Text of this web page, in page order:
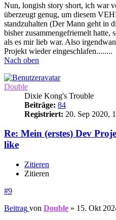
Nun, longish story short, ich war
überzeugt genug, um diesem
standzuhalten (Der Mann geht in
bisher zusammengefriemelt hatte,
als es mir lieb war. Also
Projekt wieder eingeschlafen........
Nach oben
Double
Dixie Kong's Trouble
Beiträge: 84
Registriert: 20. Sep 2020,
Re: Mein (erstes) Dev
like
Zitieren
Zitieren
#9
Beitrag von Double » 15. Okt